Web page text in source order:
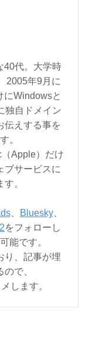
40代。大学時
2005年9月に
にWindowsと
独自ドメイン
伝えする事を
。
Apple）だけ
ブサービスに
。
、 Bluesky、
をフォローし
能です。
り、記事が埋
で、
します。